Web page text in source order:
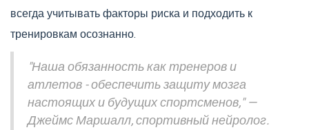
всегда учитывать факторы риска и подходить к
тренировкам осознанно.
"Наша обязанность как тренеров и
атлетов - обеспечить защиту мозга
настоящих и будущих спортсменов," —
Джеймс Маршалл, спортивный нейролог.